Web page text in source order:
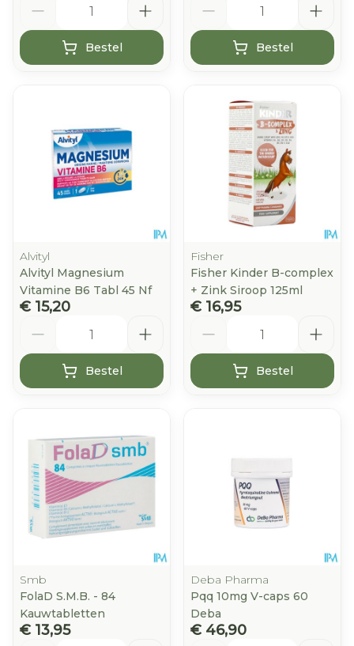
Bestel Bestel
Alvityl
Alvityl Magnesium
Vitamine B6 Tabl 45 Nf
€ 15,20
Bestel
Fisher
Fisher Kinder B-complex
+ Zink Siroop 125ml
€ 16,95
Bestel
Smb
FolaD S.M.B. - 84
Kauwtabletten
€ 13,95
Deba Pharma
Pqq 10mg V-caps 60
Deba
€ 46,90